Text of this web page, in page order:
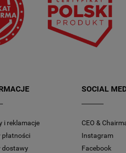
i reklamacje
płatności
dostawy
SOCIAL
CEO &
Instagram
Facebook